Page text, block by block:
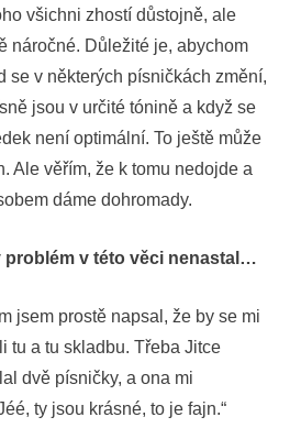
všichni zhostí důstojně, ale
náročné. Důležité je, abychom
se v některých písničkách změní,
jsou v určité tónině a když se
není optimální. To ještě může
Ale věřím, že k tomu nedojde a
dáme dohromady.
problém v této věci nenastal…
jsem prostě napsal, že by se mi
tu a tu skladbu. Třeba Jitce
dvě písničky, a ona mi
ty jsou krásné, to je fajn.“